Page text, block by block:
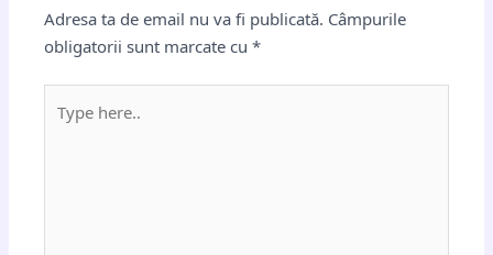
Adresa ta de email nu va fi publicată. Câmpurile
obligatorii sunt marcate cu*
here..